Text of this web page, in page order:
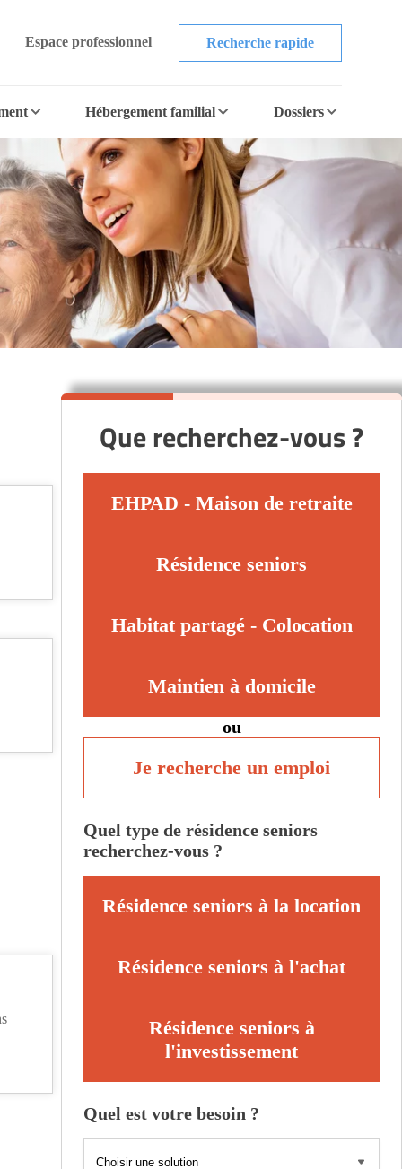
Espace professionnel Recherche rapide
Hébergement familial Dossiers
Que recherchez-vous ?
EHPAD - Maison de retraite
Résidence seniors
Habitat partagé - Colocation
Maintien à domicile
ou
Je recherche un emploi
Quel type de résidence seniors
recherchez-vous ?
Résidence seniors à la location
Résidence seniors à l'achat
Résidence seniors à
l'investissement
Quel est votre besoin ?